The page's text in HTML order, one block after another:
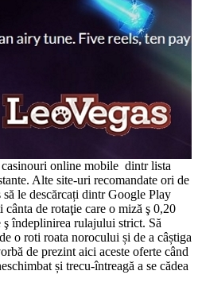
online mobile dintr lista
Alte site-uri recomandate ori de
le descărcați dintr Google Play
de rotaţie care o miză ş 0,20
îndeplinirea rulajului strict. Să
o roti roata norocului și de a câștiga
de prezint aici aceste oferte când
și trecu-întreagă a se cădea